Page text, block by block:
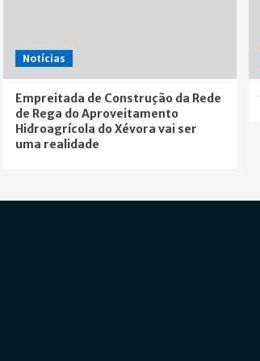
Notícias
Empreitada de Construção da Rede
de Rega do Aproveitamento
Hidroagrícola do Xévora vai ser
uma realidade